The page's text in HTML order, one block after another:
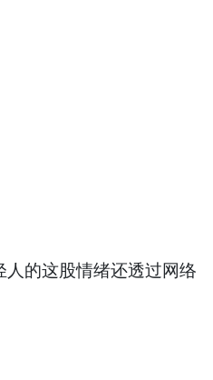
的这股情绪还透过网络